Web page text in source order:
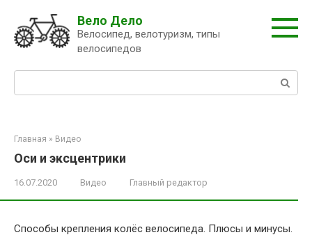
контенту
Вело Дело
Велосипед, велотуризм, типы
велосипедов
Главная » Видео
Оси и эксцентрики
16.07.2020 Видео Главный редактор
Способы крепления колёс велосипеда. Плюсы и минусы.